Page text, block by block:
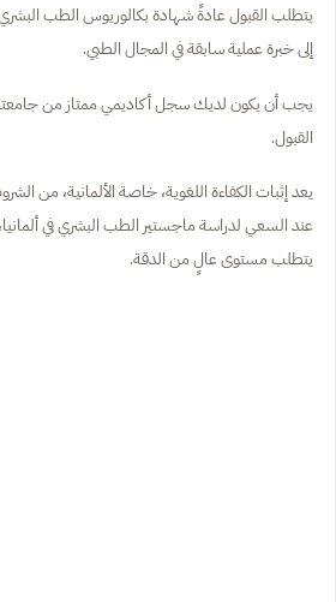
يتطلب القبول عادةً شهادة بكالوريوس الطب البشري
إلى خبرة عملية سابقة في المجال الطبي.
يجب أن يكون لديك سجل أكاديمي ممتاز من
القبول.
يعد إثبات الكفاءة اللغوية، خاصة الألمانية، من
عند السعي لدراسة ماجستير الطب البشري في
يتطلب مستوى عالٍ من الدقة.